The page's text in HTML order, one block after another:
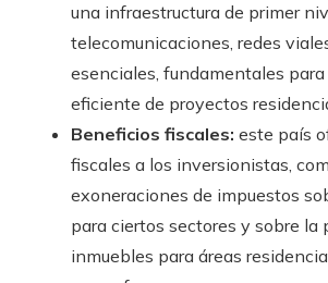
una infraestructura de primer
telecomunicaciones, redes
esenciales, fundamentales para
eficiente de proyectos
Beneficios fiscales: este país
fiscales a los inversionistas,
exoneraciones de impuestos
para ciertos sectores y sobre la
inmuebles para áreas